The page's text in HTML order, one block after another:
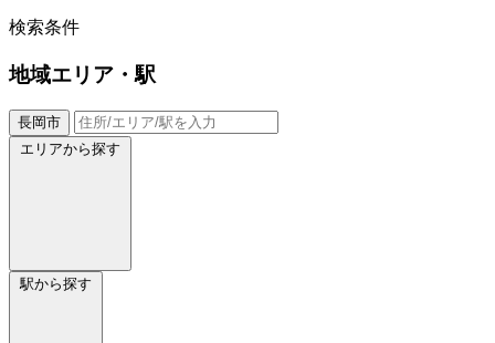
検索条件
地域エリア・駅
長岡市
エリアから探す
駅から探す